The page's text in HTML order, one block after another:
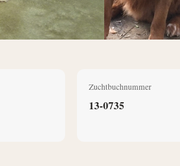
Zuchtbuchnummer
13-0735